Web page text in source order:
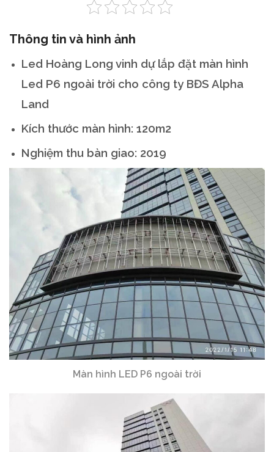
Thông tin và hình ảnh
Led Hoàng Long vinh dự lắp đặt màn hình
Led P6 ngoài trời cho công ty BĐS Alpha
Land
Kích thước màn hình: 120m2
Nghiệm thu bàn giao: 2019
Màn hình LED P6 ngoài trời